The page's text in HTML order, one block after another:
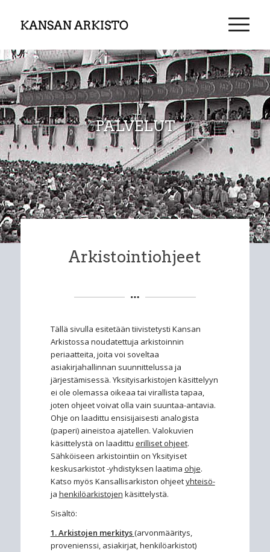
PALVELUT
Arkistointiohjeet
Tällä sivulla esitetään tiivistetysti Kansan
Arkistossa noudatettuja arkistoinnin
periaatteita, joita voi soveltaa
asiakirjahallinnan suunnittelussa ja
järjestämisessä. Yksityisarkistojen käsittelyyn
ei ole olemassa oikeaa tai virallista tapaa,
joten ohjeet voivat olla vain suuntaa-antavia.
Ohje on laadittu ensisijaisesti analogista
(paperi) aineistoa ajatellen. Valokuvien
käsittelystä on laadittu erilliset ohjeet.
Sähköiseen arkistointiin on Yksityiset
keskusarkistot -yhdistyksen laatima ohje.
Katso myös Kansallisarkiston ohjeetyhteisö-
ja henkilöarkistojen käsittelystä.
Sisältö:
1. Arkistojen merkitys(arvonmääritys,
provenienssi, asiakirjat, henkilöarkistot)